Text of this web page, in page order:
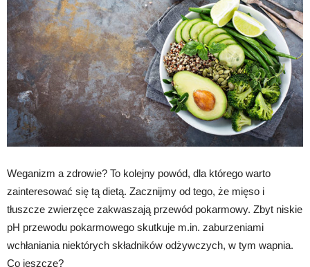
Weganizm a zdrowie? To kolejny powód, dla którego warto
zainteresować się tą dietą. Zacznijmy od tego, że mięso i
tłuszcze zwierzęce zakwaszają przewód pokarmowy. Zbyt niskie
pH przewodu pokarmowego skutkuje m.in. zaburzeniami
wchłaniania niektórych składników odżywczych, w tym wapnia.
Co jeszcze?